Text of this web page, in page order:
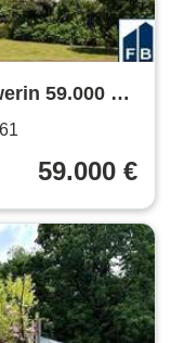
59.000 €
59.000 €